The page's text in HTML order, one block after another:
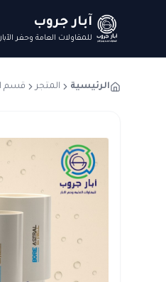
آبار جروب
للمقاولات العامة وحفر الآبار
الرئيسية المتجر قسم